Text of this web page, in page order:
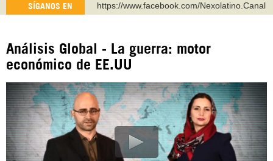
SÍGANOS EN https://www.facebook.com/Nexolatino.Canal
https://www.youtube.com/@nexo_latino
https://t.me/hispantvcanal
https://urmedium.com/c/hispantv
WhatsApp y Viber: +98 921 79 29 404
Instagram como: hispan_tv
Análisis Global - La guerra: motor
económico de EE.UU